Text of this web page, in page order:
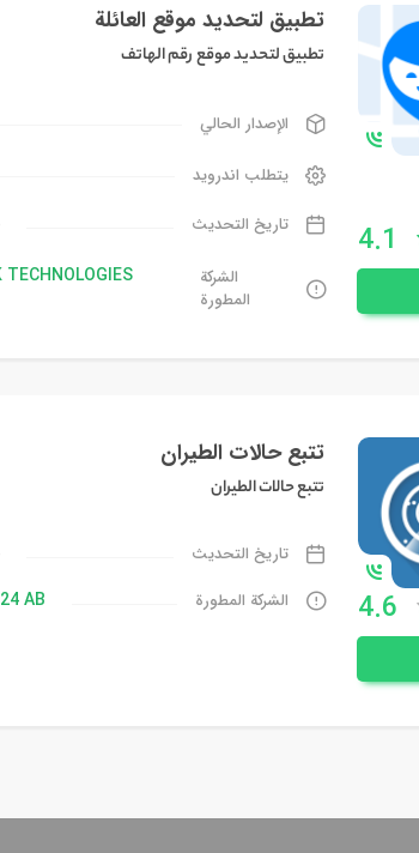
4.1
تطبيق لتحديد موقع العائلة
تطبيق لتحديد موقع رقم الهاتف
الإصدار الحالي
يتطلب اندرويد
تاريخ التحديث
الشركة
المطورة
TECHNOLOGIES
4.6
تتبع حالات الطيران
تتبع حالات الطيران
تاريخ التحديث
الشركة المطورة AB